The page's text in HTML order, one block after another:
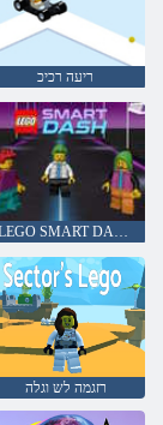
ריעה רכיכ
LEGO SMART DASH
רזגמה לש וגלה